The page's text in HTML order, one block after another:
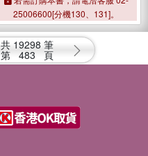
25006600[分機130、131]。
共 19298 筆
第 483 頁